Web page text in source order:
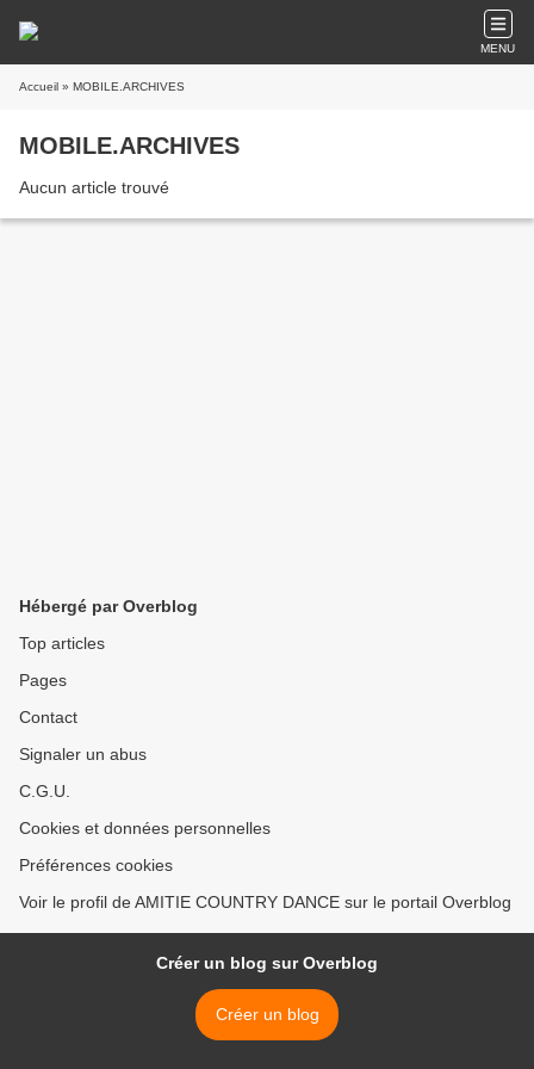
MENU
Accueil » MOBILE.ARCHIVES
MOBILE.ARCHIVES
Aucun article trouvé
Hébergé par Overblog
Top articles
Pages
Contact
Signaler un abus
C.G.U.
Cookies et données personnelles
Préférences cookies
Voir le profil de AMITIE COUNTRY DANCE sur le portail Overblog
Créer un blog sur Overblog
Créer un blog